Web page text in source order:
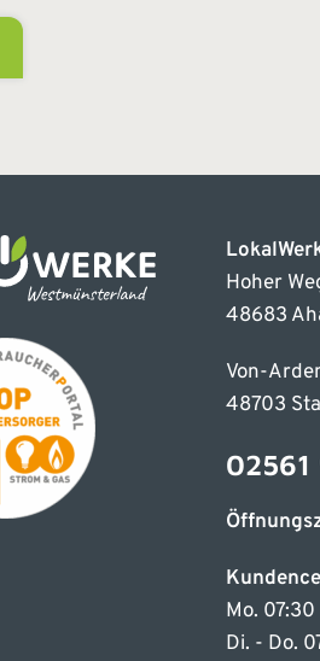
Hoher
48683
Von-
48703
Mo.
Di. - Do.